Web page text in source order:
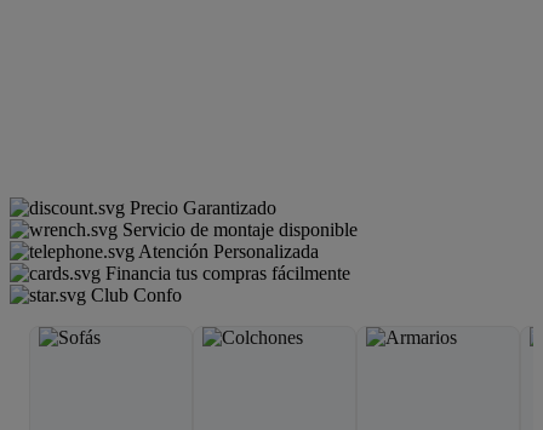
Precio Garantizado
Servicio de montaje disponible
Atención Personalizada
Financia tus compras fácilmente
Club Confo